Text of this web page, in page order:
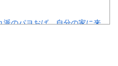
訳がこちら…」→「もはや自白
派のパヨおば、自分の家に来